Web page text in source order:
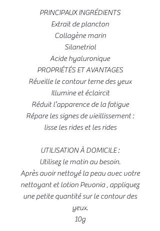
PRINCIPAUX INGRÉDIENTS
Extrait de plancton
Collagène marin
Silanetriol
Acide hyaluronique
PROPRIÉTÉS ET AVANTAGES
Réveille le contour terne des yeux
Illumine et éclaircit
Réduit l’apparence de la fatigue
Répare les signes de vieillissement :
lisse les rides et les rides
UTILISATION À DOMICILE :
Utilisez le matin au besoin.
Après avoir nettoyé la peau avec votre
nettoyant et lotion Pevonia , appliquez
une petite quantité sur le contour des
yeux.
10g